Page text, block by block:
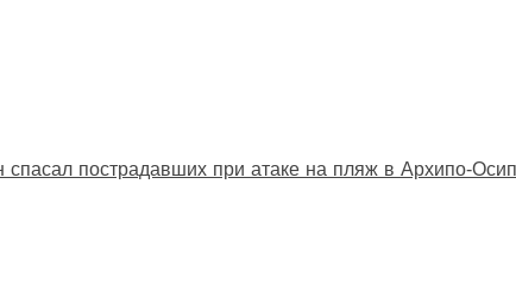
пострадавших при атаке на пляж в